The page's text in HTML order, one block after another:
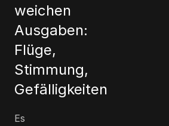
weichen
Ausgaben:
Flüge,
Stimmung,
Gefälligkeiten
Es